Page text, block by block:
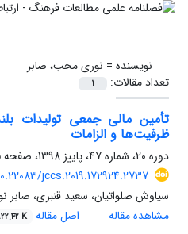
نویسنده = نوری محب، صابر
تعداد مقالات:
1
تأمین مالی جمعی تولیدات
ظرفیت‌ها و الزامات
دوره 20، شماره 47، پاییز 1398، صفحه
jccs.2019.172924.2737
سیاوش صلواتیان، سعید قنبری،
مشاهده مقاله
اصل مقاله K